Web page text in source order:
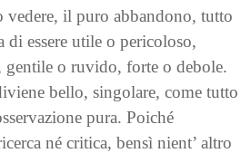
vedere, il puro abbandono, tutto
di essere utile o pericoloso,
gentile o ruvido, forte o debole.
bello, singolare, come tutto
pura. Poiché
né critica, bensì nient’ altro